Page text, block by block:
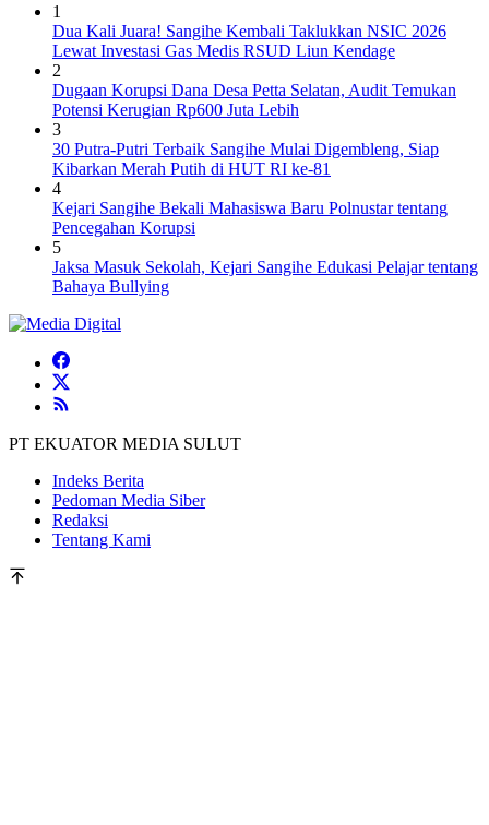
1
Dua Kali Juara! Sangihe Kembali Taklukkan NSIC 2026
Lewat Investasi Gas Medis RSUD Liun Kendage
2
Dugaan Korupsi Dana Desa Petta Selatan, Audit Temukan
Potensi Kerugian Rp600 Juta Lebih
3
30 Putra-Putri Terbaik Sangihe Mulai Digembleng, Siap
Kibarkan Merah Putih di HUT RI ke-81
4
Kejari Sangihe Bekali Mahasiswa Baru Polnustar tentang
Pencegahan Korupsi
5
Jaksa Masuk Sekolah, Kejari Sangihe Edukasi Pelajar tentang
Bahaya Bullying
PT EKUATOR MEDIA SULUT
Indeks Berita
Pedoman Media Siber
Redaksi
Tentang Kami